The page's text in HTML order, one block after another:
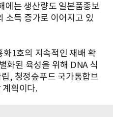
에는 생산량도 일본품종보
소득 증가로 이어지고 있
1호의 지속적인 재배 확
화된 육성을 위해 DNA 식
, 청정숲푸드 국가통합브
계획이다.